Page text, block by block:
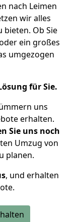
nach Leimen
wir alles
bieten. Ob Sie
ein großes
umgezogen
für Sie.
uns
erhalten.
Sie uns noch
Umzug von
planen.
, und erhalten